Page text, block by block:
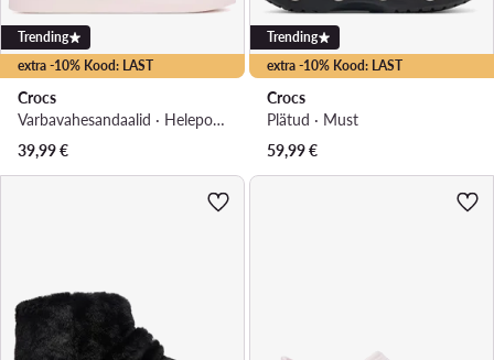
extra -10% Kood: LAST
Trending
Crocs
Varbavahesandaalid · Heleроosa
39,99€
extra -10% Kood: LAST
Trending
Crocs
Plätud · Must
59,99€